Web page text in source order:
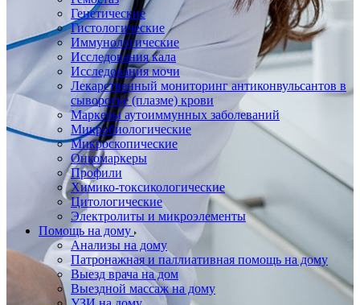
Генетические
Гистологические
Иммунологические
Исследования кала
Исследования мочи
Лекарственный мониторинг антиконвульсантов в
сыворотке (плазме) крови
Маркеры аутоиммунных заболеваний
Микробиологические
Микроскопические
Онкомаркеры
Профили
Химико-токсикологические
Цитологические
Электролиты и микроэлементы
Помощь на дому
Анализы на дому
Патронажная и паллиативная помощь на дому
Выезд врача на дом
Выездной массаж на дому